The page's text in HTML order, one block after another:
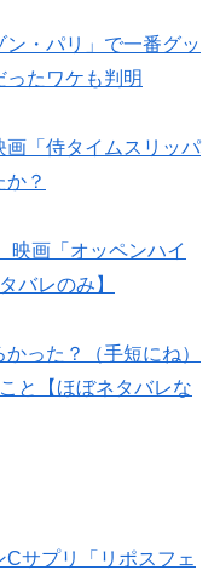
ン・パリ」で一番グッ
ったワケも判明
画「侍タイムスリッパ
？
画「オッペンハイ
バレのみ】
った？（手短にね）
と【ほぼネタバレな
サプリ「リポスフェ